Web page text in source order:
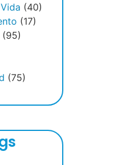
(40)
(17)
(95)
(75)